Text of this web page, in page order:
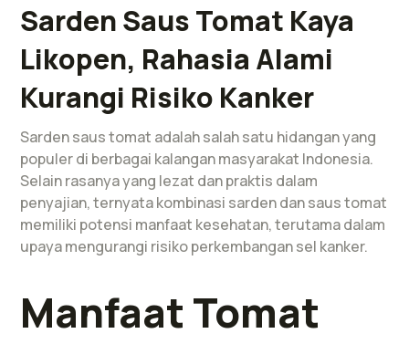
Sarden Saus Tomat Kaya
Likopen, Rahasia Alami
Kurangi Risiko Kanker
Sarden saus tomat adalah salah satu hidangan yang
populer di berbagai kalangan masyarakat Indonesia.
Selain rasanya yang lezat dan praktis dalam
penyajian, ternyata kombinasi sarden dan saus tomat
memiliki potensi manfaat kesehatan, terutama dalam
upaya mengurangi risiko perkembangan sel kanker.
Manfaat Tomat